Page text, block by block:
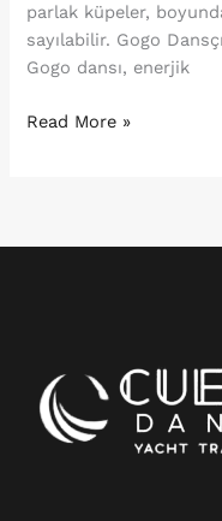
parlak küpeler,
sayılabilir. Gogo
Gogo dansı, enerjik
Read More »